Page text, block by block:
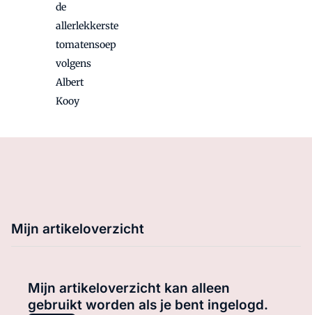
de
allerlekkerste
tomatensoep
volgens
Albert
Kooy
Mijn artikeloverzicht
Mijn artikeloverzicht kan alleen
gebruikt worden als je bent ingelogd.